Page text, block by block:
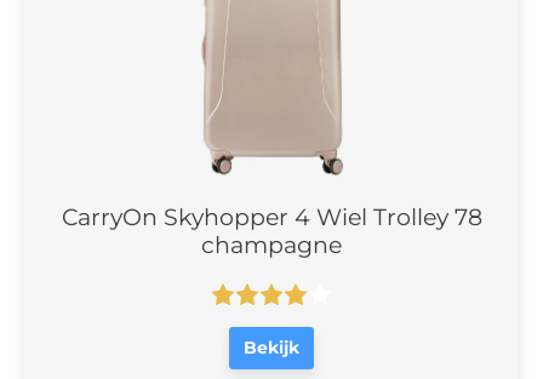
CarryOn Skyhopper 4 Wiel Trolley 78
champagne
Bekijk